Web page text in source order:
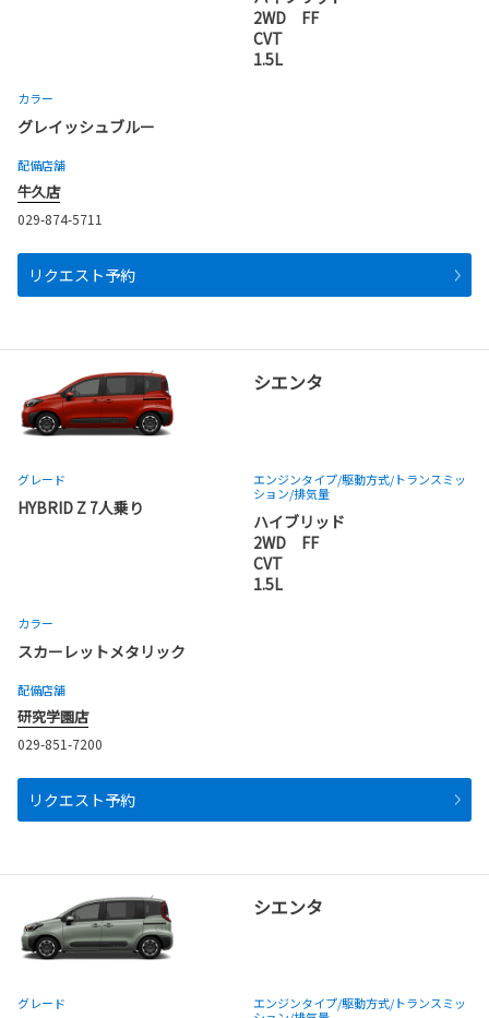
2WD FF
CVT
1.5L
カラー
グレイッシュブルー
配備店舗
牛久店
029-874-5711
リクエスト予約
シエンタ
グレード
HYBRID Z 7人乗り
エンジンタイプ/駆動方式/トランスミッ
ション/排気量
ハイブリッド
2WD FF
CVT
1.5L
カラー
スカーレットメタリック
配備店舗
研究学園店
029-851-7200
リクエスト予約
シエンタ
グレード エンジンタイプ/駆動方式/トランスミッ